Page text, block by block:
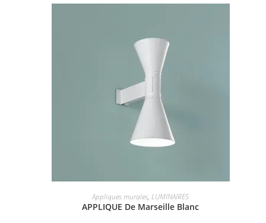
Appliques murales, LUMINAIRES
APPLIQUE De Marseille Blanc